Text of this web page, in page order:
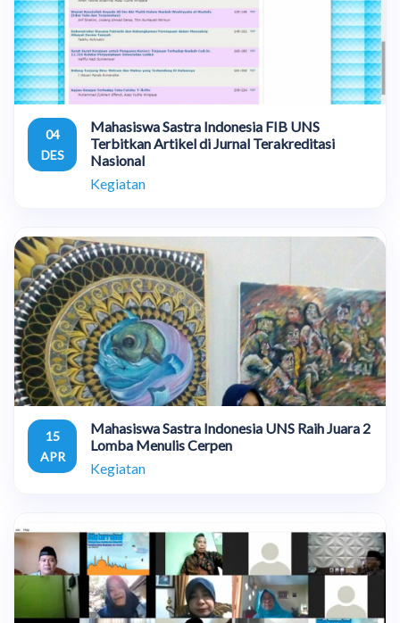
04
DES
Mahasiswa Sastra Indonesia FIB UNS
Terbitkan Artikel di Jurnal Terakreditasi
Nasional
Kegiatan
15
APR
Mahasiswa Sastra Indonesia UNS Raih Juara 2
Lomba Menulis Cerpen
Kegiatan